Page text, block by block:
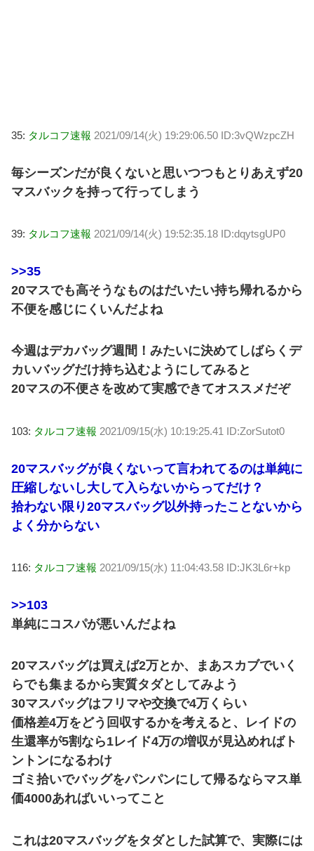
35: タルコフ速報 2021/09/14(火) 19:29:06.50 ID:3vQWzpcZH
毎シーズンだが良くないと思いつつもとりあえず20
マスバックを持って行ってしまう
39: タルコフ速報 2021/09/14(火) 19:52:35.18 ID:dqytsgUP0
>>35
20マスでも高そうなものはだいたい持ち帰れるから
不便を感じにくいんだよね
今週はデカバッグ週間！みたいに決めてしばらくデ
カいバッグだけ持ち込むようにしてみると
20マスの不便さを改めて実感できてオススメだぞ
103: タルコフ速報 2021/09/15(水) 10:19:25.41 ID:ZorSutot0
20マスバッグが良くないって言われてるのは単純に
圧縮しないし大して入らないからってだけ？
拾わない限り20マスバッグ以外持ったことないから
よく分からない
116: タルコフ速報 2021/09/15(水) 11:04:43.58 ID:JK3L6r+kp
>>103
単純にコスパが悪いんだよね
20マスバッグは買えば2万とか、まあスカブでいく
らでも集まるから実質タダとしてみよう
30マスバッグはフリマや交換で4万くらい
価格差4万をどう回収するかを考えると、レイドの
生還率が5割なら1レイド4万の増収が見込めればト
ントンになるわけ
ゴミ拾いでバッグをパンパンにして帰るならマス単
価4000あればいいってこと
これは20マスバッグをタダとした試算で、実際には